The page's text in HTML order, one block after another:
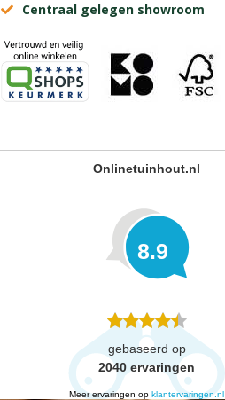
Centraal gelegen showroom
Onlinetuinhout.nl
8.9
gebaseerd op
2040 ervaringen
Meer ervaringen op klantervaringen.nl